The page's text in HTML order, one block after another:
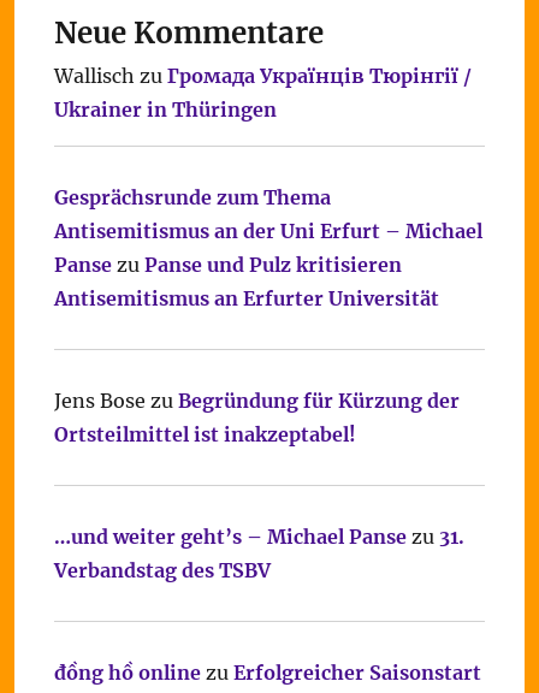
Neue Kommentare
Wallisch zu Громада Українців Тюрінгії /
Ukrainer in Thüringen
Gesprächsrunde zum Thema
Antisemitismus an der Uni Erfurt – Michael
Pansezu Panse und Pulz kritisieren
Antisemitismus an Erfurter Universität
Jens Bose zu Begründung für Kürzung der
Ortsteilmittel ist inakzeptabel!
…und weiter geht’s – Michael Pansezu 31.
Verbandstag des TSBV
đồng hồ onlinezu Erfolgreicher Saisonstart